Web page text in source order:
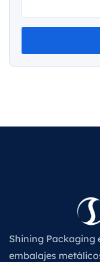
Shining Packaging
embalajes